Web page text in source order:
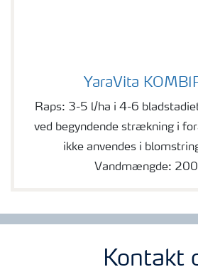
YaraVita
Raps: 3-5 l/ha i 4-6
ved begyndende strækning i
ikke anvendes i
Vandmængde:
Kontakt